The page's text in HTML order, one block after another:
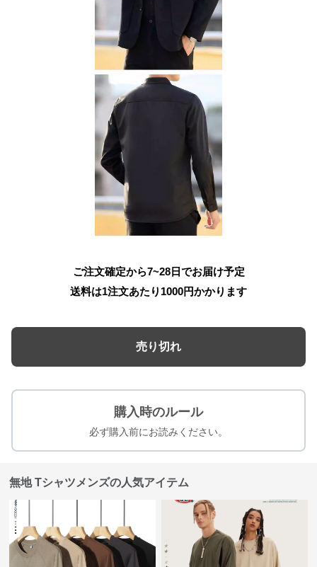
ご注文確定から7~28日でお届け予定
送料は1注文あたり 1000円かかります
売り切れ
購入時のルール
必ず購入前にお読みください。
無地 Tシャツメンズの人気アイテム